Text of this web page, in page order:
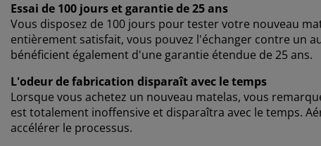
Essai de 100 jours et garantie de 25 ans
Vous disposez de 100 jours pour tester votre nouveau
entièrement satisfait, vous pouvez l'échanger contre un
bénéficient également d'une garantie étendue de 25 ans.
L'odeur de fabrication disparaît avec le temps
Lorsque vous achetez un nouveau matelas, vous
est totalement inoffensive et disparaîtra avec le temps.
accélérer le processus.